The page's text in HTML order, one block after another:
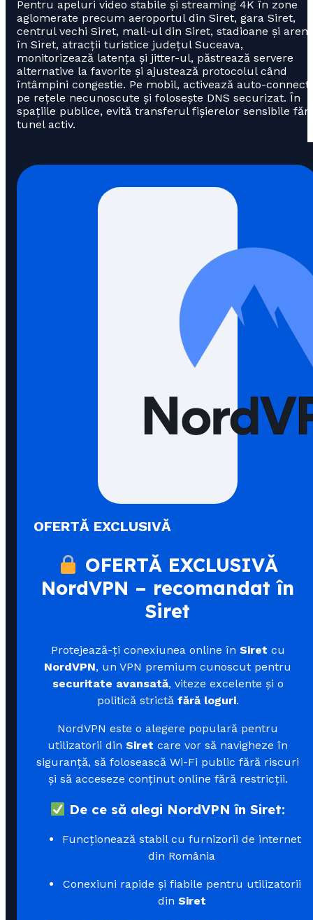
Pentru apeluri video stabile și streaming 4K în zone
aglomerate precum aeroportul din Siret, gara Siret,
centrul vechi Siret, mall-ul din Siret, stadioane și
în Siret, atracții turistice județul Suceava,
monitorizează latența și jitter-ul, păstrează servere
alternative la favorite și ajustează protocolul când
întâmpini congestie. Pe mobil, activează auto-connect
pe rețele necunoscute și folosește DNS securizat. În
spațiile publice, evită transferul fișierelor sensibile
tunel activ.
OFERTĂ EXCLUSIVĂ
OFERTĂ EXCLUSIVĂ
NordVPN – recomandat în
Siret
Protejează-ți conexiunea online în Siret cu
NordVPN, un VPN premium cunoscut pentru
securitate avansată, viteze excelente și o
politică strictă fără loguri.
NordVPN este o alegere populară pentru
utilizatorii din Siret care vor să navigheze în
siguranță, să folosească Wi-Fi public fără riscuri
și să acceseze conținut online fără restricții.
De ce să alegi NordVPN în Siret:
Funcționează stabil cu furnizorii de internet
din România
Conexiuni rapide și fiabile pentru utilizatorii
din Siret